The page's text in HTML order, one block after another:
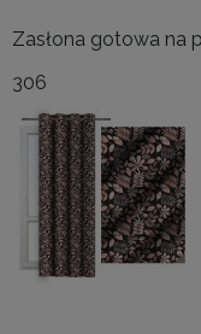
Zasłona gotowa na
306